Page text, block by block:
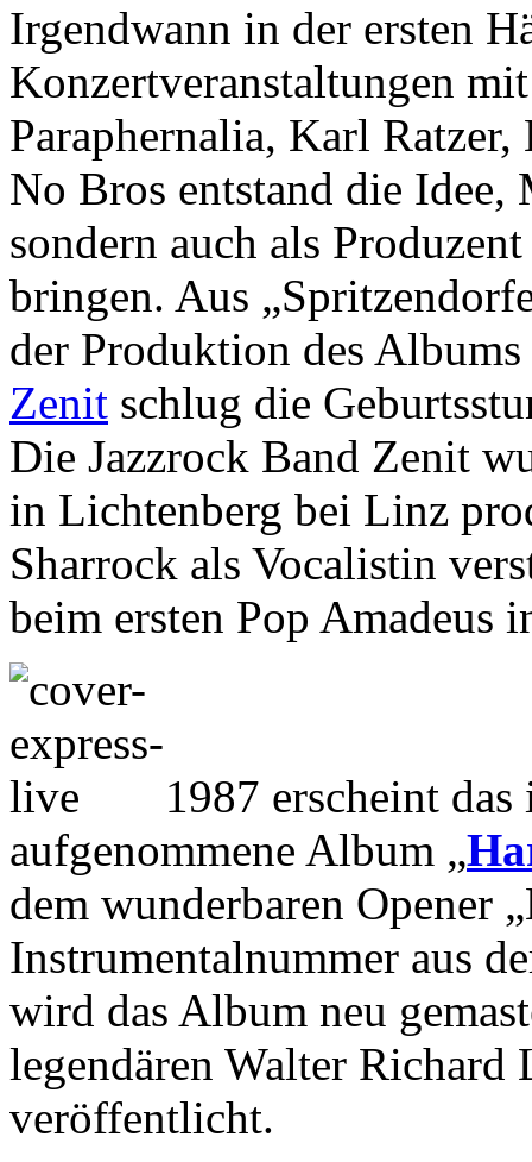
Irgendwann in der ersten
Konzertveranstaltungen
Paraphernalia, Karl
No Bros entstand die Idee,
sondern auch als
bringen. Aus
der Produktion des
Zenit schlug die
Die Jazzrock Band Zenit
in Lichtenberg bei Linz
Sharrock als Vocalistin
beim ersten Pop Amadeus
1987 erscheint
aufgenommene Album „
dem wunderbaren Opener
Instrumentalnummer aus
wird das Album neu
legendären Walter Richard
veröffentlicht.